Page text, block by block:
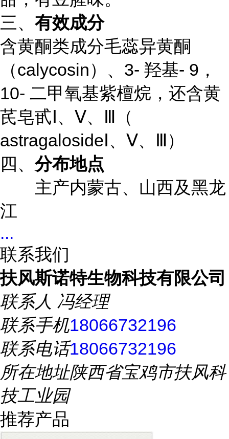
三、 有效成分
含黄酮类成分毛蕊异黄酮
（calycosin）、3- 羟基- 9，
10- 二甲氧基紫檀烷，还含黄
芪皂甙Ⅰ、Ⅴ、Ⅲ（
astragalosideⅠ、Ⅴ、Ⅲ）
四、 分布地点
主产内蒙古、山西及黑龙
江
...
联系我们
扶风斯诺特生物科技有限公司
联系人 冯经理
联系手机18066732196
联系电话18066732196
所在地址陕西省宝鸡市扶风科
技工业园
推荐产品